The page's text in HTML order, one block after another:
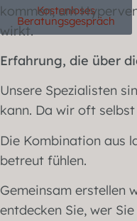
Kostenloses
Beratungsgespräch
kommen, um
wirkt.
Erfahrung, die über
Unsere Spezialisten
kann. Da wir oft
Die Kombination aus
betreut fühlen.
Gemeinsam erstellen
entdecken Sie, wer